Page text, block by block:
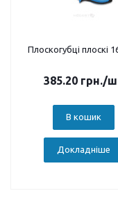
Плоскогубці плоскі
385.20грн./
В кошик
Докладніше